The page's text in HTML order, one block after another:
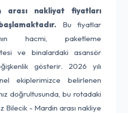
nakliyat fiyatları
Bu fiyatlar
hacmi, paketleme
ve binalardaki asansör
gösterir. 2026 yılı
ekiplerimizce belirlenen
doğrultusunda, bu rotadaki
Bilecik - Mardin arası nakliye